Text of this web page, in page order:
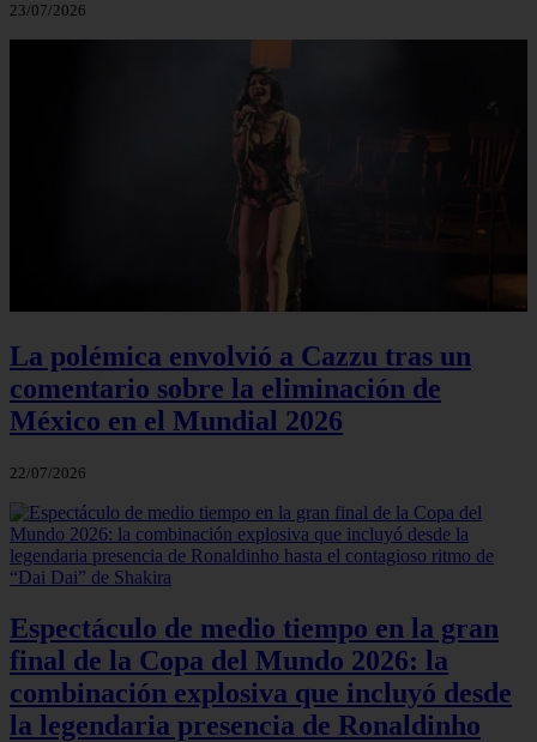
23/07/2026
La polémica envolvió a Cazzu tras un
comentario sobre la eliminación de
México en el Mundial 2026
22/07/2026
Espectáculo de medio tiempo en la gran
final de la Copa del Mundo 2026: la
combinación explosiva que incluyó desde
la legendaria presencia de Ronaldinho